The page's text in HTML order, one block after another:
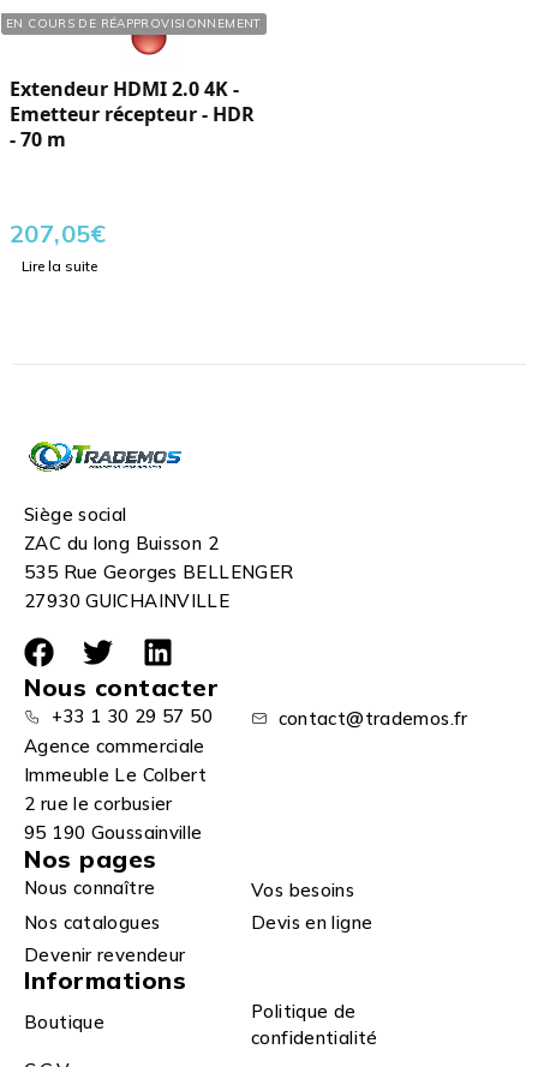
EN COURS DE RÉAPPROVISIONNEMENT
Réf. : 625346
Extendeur HDMI 2.0 4K -
Emetteur récepteur - HDR
- 70 m
207,05€
Lire la suite
Siège social
ZAC du long Buisson 2
535 Rue Georges BELLENGER
27930 GUICHAINVILLE
Nous contacter
+33 1 30 29 57 50
contact@trademos.fr
Agence commerciale
Immeuble Le Colbert
2 rue le corbusier
95 190 Goussainville
Nos pages
Nous connaître
Vos besoins
Nos catalogues
Devis en ligne
Devenir revendeur
Informations
Boutique
Politique de
confidentialité